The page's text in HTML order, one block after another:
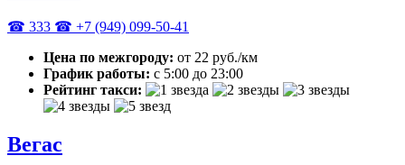
☎ 333 ☎ +7 (949) 099-50-41
Цена по межгороду: от 22 руб./км
График работы: с 5:00 до 23:00
Рейтинг такси:
Вегас